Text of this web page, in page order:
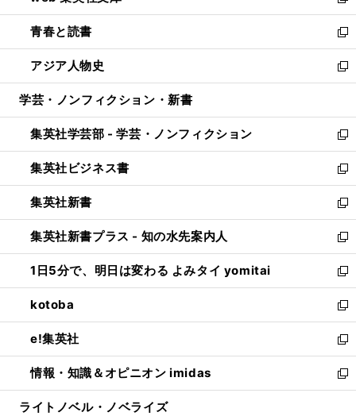
ウ
で
開
く
ン
ド
ウ
で
開
ウ
ィ
ン
ド
ウ
開
く
し
い
ウ
ィ
ン
ウ
で
開
く
青春と読書
新
し
い
ウ
ン
ド
ウ
で
開
く
アジア人物史
新
し
ウ
ィ
ン
ド
ウ
で
開
く
学芸・ノンフィクション・新書
集英社学芸部 - 学芸・ノンフィクション
新
し
い
ウ
ィ
ン
ド
ウ
で
開
く
集英社ビジネス書
新
し
い
ウ
ィ
ン
ド
ウ
で
開
く
集英社新書
新
し
い
ウ
ィ
ン
ド
ウ
で
開
く
集英社新書プラス - 知の水先案内人
新
し
い
ウ
ィ
ン
ド
ウ
で
開
1日5分で、明日は変わる よみタイ yomitai
新
し
い
ウ
ィ
ン
ド
ウ
kotoba
新
し
い
ウ
ィ
ン
e!集英社
新
し
い
ウ
情報・知識＆オピニオン imidas
新
し
ライトノベル・ノベライズ